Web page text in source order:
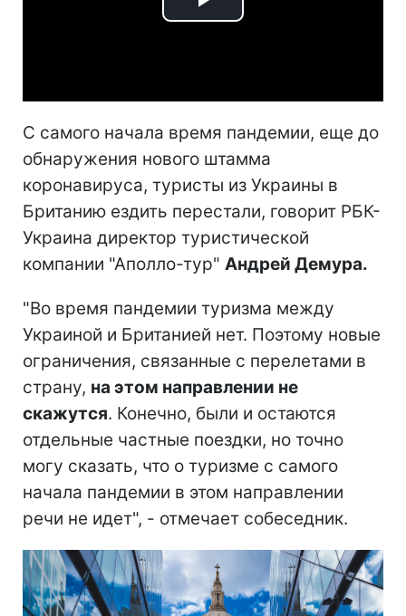
Play
С самого начала время пандемии, еще до
обнаружения нового штамма
коронавируса, туристы из Украины в
Британию ездить перестали, говорит РБК-
Украина директор туристической
компании "Аполло-тур" Андрей Демура.
"Во время пандемии туризма между
Украиной и Британией нет. Поэтому новые
ограничения, связанные с перелетами в
страну, на этом направлении не
скажутся. Конечно, были и остаются
отдельные частные поездки, но точно
могу сказать, что о туризме с самого
начала пандемии в этом направлении
речи не идет", - отмечает собеседник.